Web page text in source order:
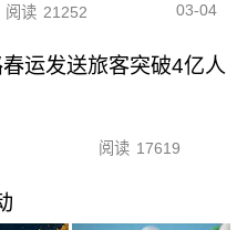
阅读 21252 03-04
运发送旅客突破4亿人
阅读 17619